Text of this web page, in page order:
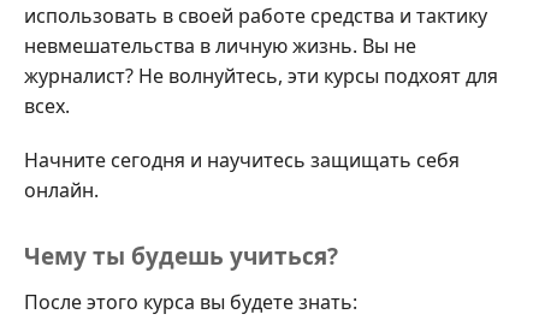
использовать в своей работе средства и тактику
невмешательства в личную жизнь. Вы не
журналист? Не волнуйтесь, эти курсы подхоят для
всех.
Начните сегодня и научитесь защищать себя
онлайн.
Чему ты будешь учиться?
После этого курса вы будете знать: